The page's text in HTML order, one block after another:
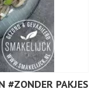
#ZONDER PAKJES